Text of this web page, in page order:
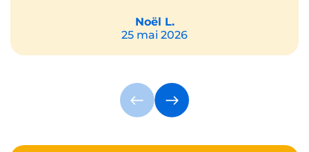
Noël L.
25 mai 2026